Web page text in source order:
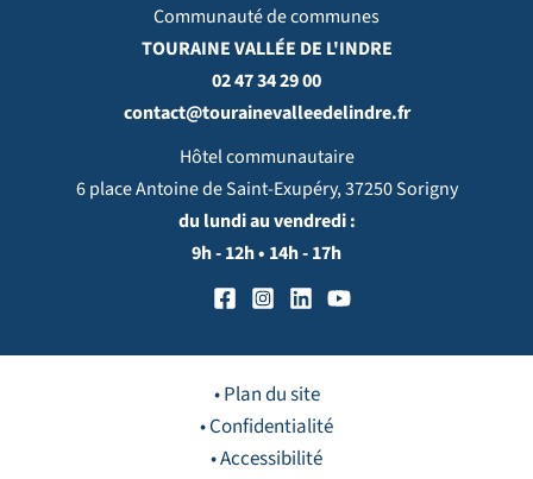
Communauté de communes
TOURAINE VALLÉE DE L'INDRE
02 47 34 29 00
contact@tourainevalleedelindre.fr
Hôtel communautaire
6 place Antoine de Saint-Exupéry, 37250 Sorigny
du lundi au vendredi :
9h - 12h • 14h - 17h
• Plan du site
• Confidentialité
• Accessibilité